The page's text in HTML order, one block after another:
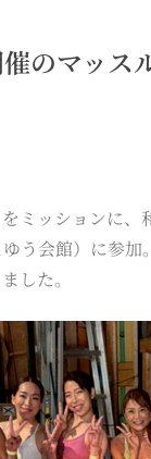
のマッス
ミッションに
う会館）に参
した。